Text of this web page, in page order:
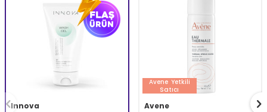
Innova
Avene Yetkili
Satıcı
Avene